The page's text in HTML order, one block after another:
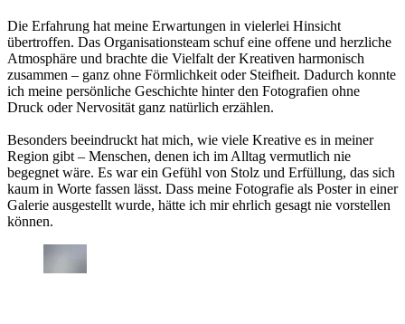
Die Erfahrung hat meine Erwartungen in vielerlei Hinsicht
übertroffen. Das Organisationsteam schuf eine offene und herzliche
Atmosphäre und brachte die Vielfalt der Kreativen harmonisch
zusammen – ganz ohne Förmlichkeit oder Steifheit. Dadurch konnte
ich meine persönliche Geschichte hinter den Fotografien ohne
Druck oder Nervosität ganz natürlich erzählen.
Besonders beeindruckt hat mich, wie viele Kreative es in meiner
Region gibt – Menschen, denen ich im Alltag vermutlich nie
begegnet wäre. Es war ein Gefühl von Stolz und Erfüllung, das sich
kaum in Worte fassen lässt. Dass meine Fotografie als Poster in einer
Galerie ausgestellt wurde, hätte ich mir ehrlich gesagt nie vorstellen
können.